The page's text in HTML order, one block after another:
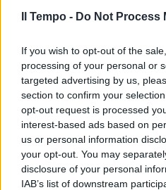
Il Tempo - Do Not Process
If you wish to opt-out of the
processing of your personal or
targeted advertising by us,
section to confirm your
opt-out request is processed
interest-based ads based on
us or personal information
your opt-out. You may
disclosure of your personal
IAB’s list of downstream
18/10/2006
La pressione fiscale è
nel 2004 e 2005 In
governo Cdl mai un
15/10/2006